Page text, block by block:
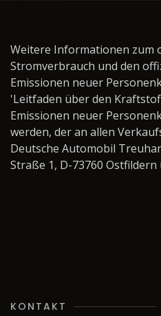
Weitere Informationen zum
Stromverbrauch und den
Emissionen neuer
'Leitfaden über den
Emissionen neuer
werden, der an allen
Deutsche Automobil
Straße 1, D-73760
KONTAKT